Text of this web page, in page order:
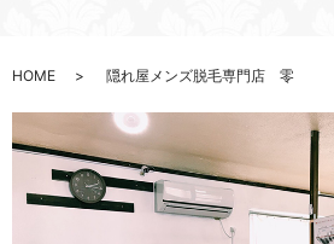
HOME 隠れ屋メンズ脱毛専門店 零